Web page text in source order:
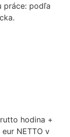
práce: podľa
hodina +
NETTO v